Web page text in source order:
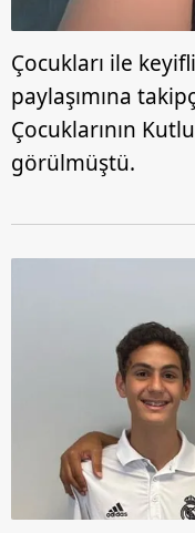
Çocukları ile
paylaşımına
Çocuklarının
görülmüştü.